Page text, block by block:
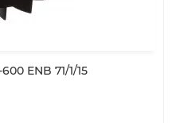
ENB 71/1/15